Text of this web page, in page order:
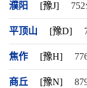
濮阳 [豫J]
平顶山 [豫D]
焦作 [豫H]
商丘 [豫N]